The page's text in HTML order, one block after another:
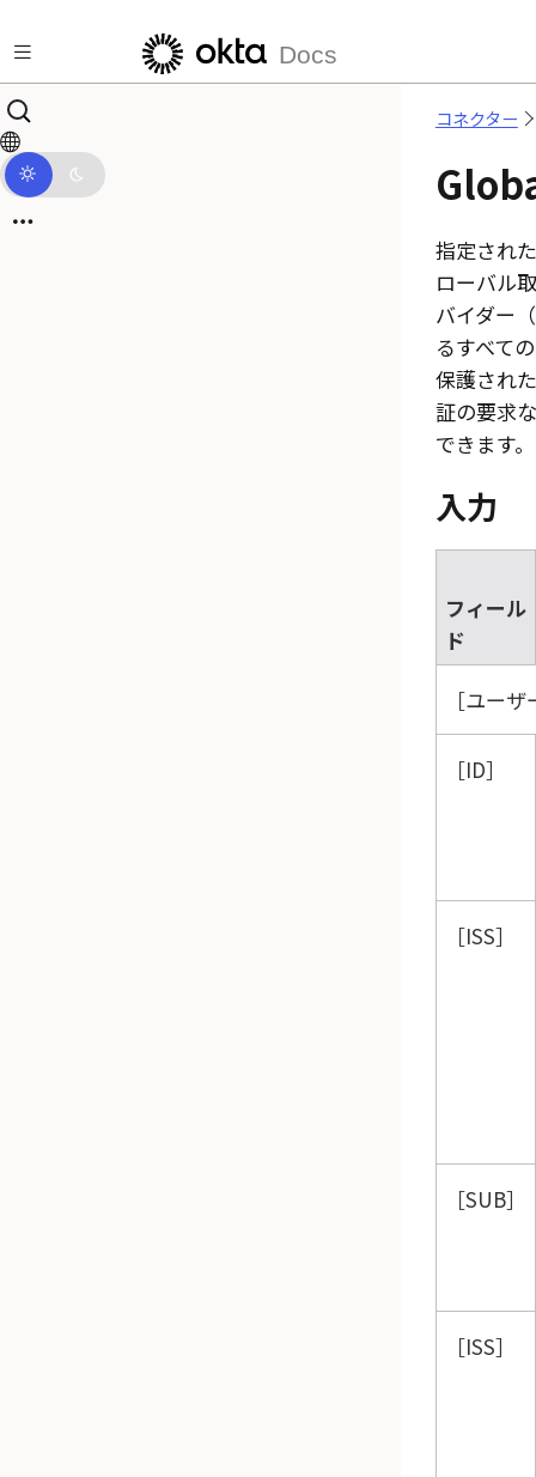
Docs
コネクター
指定され
ローバル
バイダー
るすべて
保護され
証の要求
できます。
入力
フィール
ド
ユーザ
ID
ISS
SUB
ISS